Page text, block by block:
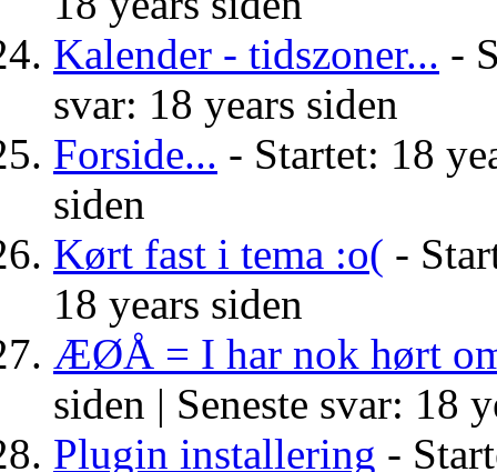
Kalender - tidszoner... -
svar: 18 years siden
Forside... - Startet: 18
siden
Kørt fast i tema :o( -
18 years siden
ÆØÅ = I har nok hørt
siden | Seneste svar: 18
Plugin installering -